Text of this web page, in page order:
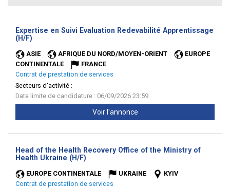
Expertise en Suivi Evaluation Redevabilité Apprentissage
(H/F)
ASIE AFRIQUE DU NORD/MOYEN-ORIENT
EUROPE
CONTINENTALE
FRANCE
Contrat de prestation de services
Secteurs d'activité :
Date limite de candidature : 06/09/2026 23:59
Voir l'annonce
Head of the Health Recovery Office of the Ministry of
Health Ukraine (H/F)
EUROPE CONTINENTALE UKRAINE
KYIV
Contrat de prestation de services